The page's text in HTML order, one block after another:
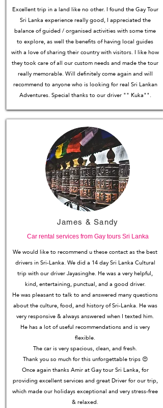
Excellent trip in a land like no other. I found the Gay Tour
Sri Lanka experience really good, I appreciated the
balance of guided / organised activities with some time
to explore, as well the benefits of having local guides
with a love of sharing their country with visitors. I like how
they took care of all our custom needs and made the tour
really memorable. Will definitely come again and will
recommend to anyone who is looking for real Sri Lankan
Adventures. Special thanks to our driver "" Kuka"".
James & Sandy
Car rental services from Gay tours Sri Lanka
We would like to recommend u these contact as the best
drivers in Sri-Lanka. We did a 14 day Sri Lanka Cultural
trip with our driver Jayasinghe. He was a very helpful,
kind, entertaining, punctual, and a good driver.
He was pleasant to talk to and answered many questions
about the culture, food, and history of Sri-Lanka. He was
very responsive & always answered when I texted him.
He has a lot of useful recommendations and is very
flexible.
The car is very spacious, clean, and fresh.
Thank you so much for this unforgettable trips 😍
Once again thanks Amir at Gay tour Sri Lanka, for
providing excellent services and great Driver for our trip,
which made our holidays exceptional and very stress-free
& relaxed.